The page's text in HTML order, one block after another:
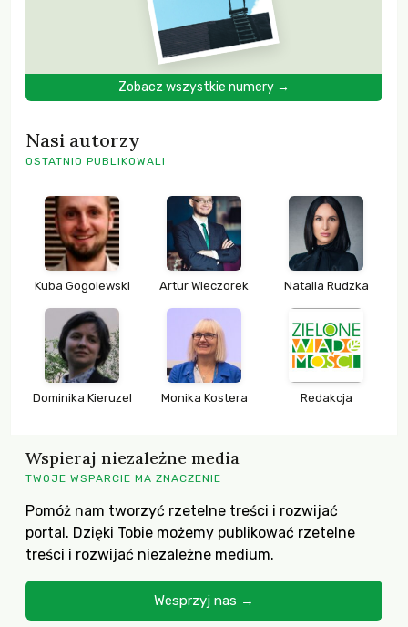
Zobacz wszystkie numery →
Nasi autorzy
OSTATNIO PUBLIKOWALI
Kuba Gogolewski Artur Wieczorek Natalia Rudzka
Dominika Kieruzel Monika Kostera Redakcja
Wspieraj niezależne media
TWOJE WSPARCIE MA ZNACZENIE
Pomóż nam tworzyć rzetelne treści i rozwijać
portal. Dzięki Tobie możemy publikować rzetelne
treści i rozwijać niezależne medium.
Wesprzyj nas →